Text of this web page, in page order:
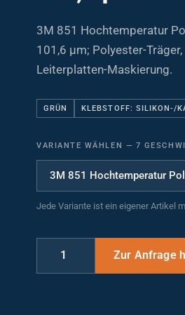
3M 851 Hochtemperatur
101,6 µm; Polyester-
Leiterplatten-Maskierung.
GRÜN KLEBSTOFF: SILIKON-/
VARIANTE WÄHLEN
Jede Variante ist ein eigener Artikel